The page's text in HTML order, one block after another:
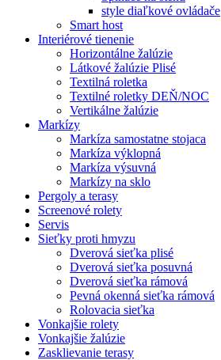
style diaľkové ovládače
Smart host
Interiérové tienenie
Horizontálne žalúzie
Látkové žalúzie Plisé
Textilná roletka
Textilné roletky DEŇ/NOC
Vertikálne žalúzie
Markízy
Markíza samostatne stojaca
Markíza výklopná
Markíza výsuvná
Markízy na sklo
Pergoly a terasy
Screenové rolety
Servis
Sieťky proti hmyzu
Dverová sieťka plisé
Dverová sieťka posuvná
Dverová sieťka rámová
Pevná okenná sieťka rámová
Rolovacia sieťka
Vonkajšie rolety
Vonkajšie žalúzie
Zasklievanie terasy